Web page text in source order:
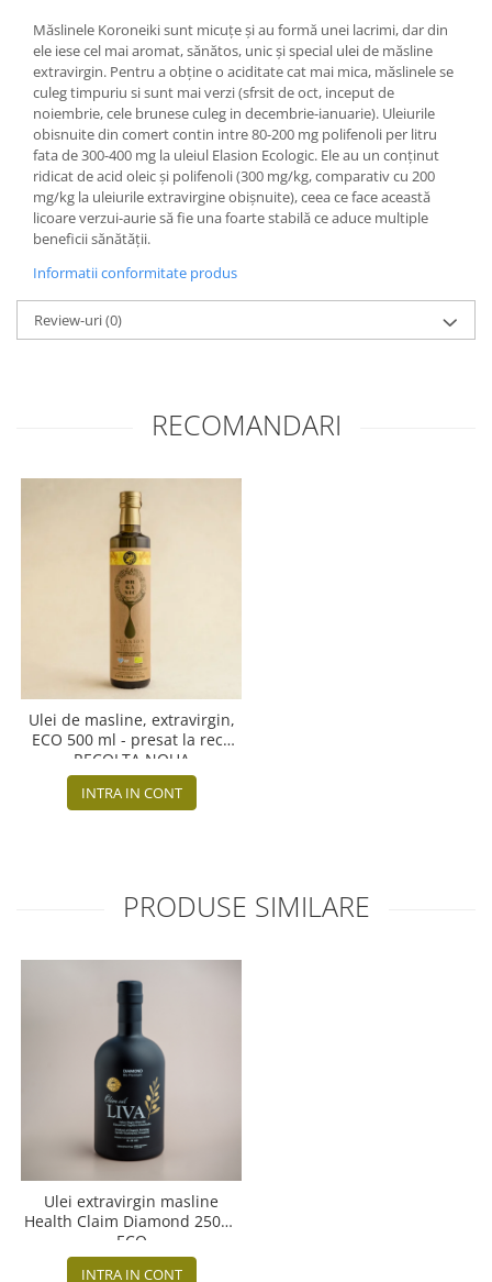
Măslinele Koroneiki sunt micuțe și au formă unei lacrimi, dar din
ele iese cel mai aromat, sănătos, unic și special ulei de măsline
extravirgin. Pentru a obține o aciditate cat mai mica, măslinele se
culeg timpuriu si sunt mai verzi (sfrsit de oct, inceput de
noiembrie, cele brunese culeg in decembrie-ianuarie). Uleiurile
obisnuite din comert contin intre 80-200 mg polifenoli per litru
fata de 300-400 mg la uleiul Elasion Ecologic. Ele au un conținut
ridicat de acid oleic și polifenoli (300 mg/kg, comparativ cu 200
mg/kg la uleiurile extravirgine obișnuite), ceea ce face această
licoare verzui-aurie să fie una foarte stabilă ce aduce multiple
beneficii sănătății.
Informatii conformitate produs
Review-uri(0)
RECOMANDARI
Ulei de masline, extravirgin,
ECO 500 ml - presat la rece
RECOLTA NOUA
INTRA IN CONT
PRODUSE SIMILARE
Ulei extravirgin masline
Health Claim Diamond 250ml
ECO
INTRA IN CONT